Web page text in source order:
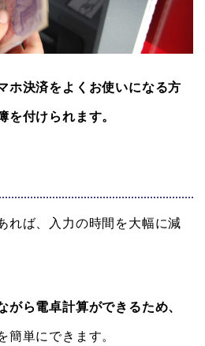
ホ決済をよくお使いになる方
を付けられます。
れば、入力の時間を大幅に減
がら電卓計算ができるため、
簡単にできます。